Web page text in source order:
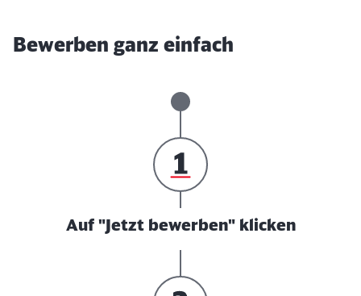
Bewerben ganz einfach
Auf "Jetzt bewerben" klicken